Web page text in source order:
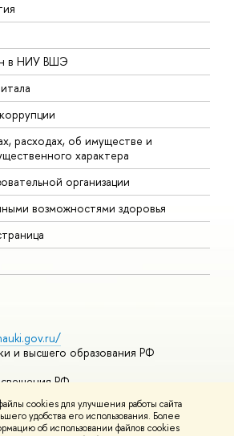
cookies для улучшения работы сайта
удобства его использования. Более
об использовании файлов cookies
в НИУ ВШЭ
расходах, об имуществе и
характера
организации
возможностями здоровья
и высшего образования РФ
РФ
mooc
онлайн-курсы